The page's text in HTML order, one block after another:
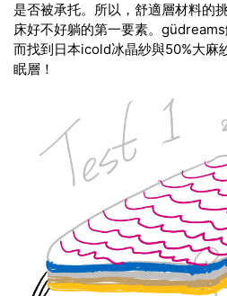
是否被承托。所以，舒適層材料的
床好不好躺的第一要素。
而找到日本icold冰晶紗與50%大麻
眠層！